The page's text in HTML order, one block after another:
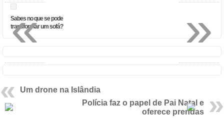
Sabes no que se pode
transformar um sofá?
Um drone na Islândia
Polícia faz o papel de Pai Natal e
oferece prendas
»
«